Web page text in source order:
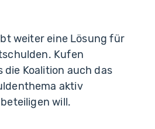
weiter eine Lösung für
Kufen
die Koalition auch das
aktiv
will.